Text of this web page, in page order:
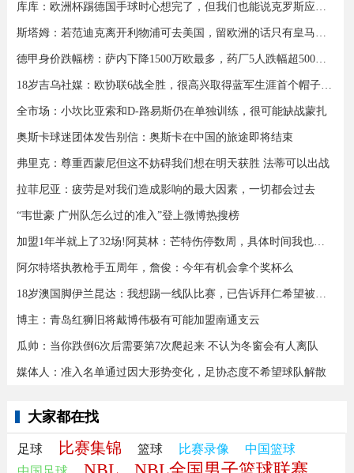
库库：欧洲杯踢德国手球时心想完了，但我们也能说克罗斯应被罚下
斯塔姆：若范迪克离开利物浦可去美国，留欧洲的话只有皇马可行
德甲身价跌幅榜：萨内下降1500万欧最多，药厂5人跌幅超500万欧
18岁吉乌社媒：欧协联6战全胜，很高兴取得蓝军生涯首个帽子戏法
全市场：小坎比亚索和D-路易斯仍在单独训练，很可能缺战蒙扎
奥斯卡球迷团体发告别信：奥斯卡在中国的旅途即将结束
弗里克：尊重西蒙尼但这不妨碍我们想在明天获胜 法蒂可以出战
拉菲尼亚：疲劳是对我们造成影响的最大因素，一切都会过去
“韦世豪 广州队怎么过的准入”登上微博热搜榜
加盟1年半就上了32场!阿莫林：芒特伤停数周，具体时间我也不知道
阿尔特塔执教枪手五周年，詹俊：今年有机会拿个奖杯么 ​​​
18岁澳国脚伊兰昆达：我想踢一线队比赛，已告诉拜仁希望被外租
博主：青岛红狮旧将戴博伟极有可能加盟南通支云
瓜帅：当你跌倒6次后需要第7次爬起来 不认为冬窗会有人离队
媒体人：准入名单通过因大形势变化，足协态度不希望球队解散
大家都在找
足球 比赛集锦 篮球 比赛录像
中国篮球